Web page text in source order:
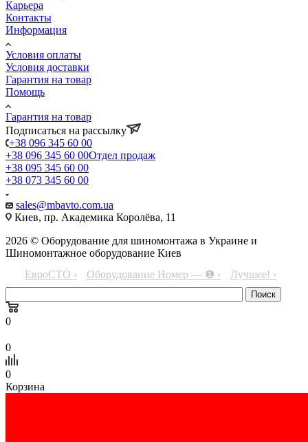
Карьера
Контакты
Информация
Условия оплаты
Условия доставки
Гарантия на товар
Помощь
Гарантия на товар
Подписаться на рассылку
+38 096 345 60 00
+38 096 345 60 00Отдел продаж
+38 095 345 60 00
+38 073 345 60 00
sales@mbavto.com.ua
Киев, пр. Академика Королёва, 11
2026 © Оборудование для шиномонтажа в Украине и
Шиномонтажное оборудование Киев
ЕвроСТО ›
Оборудование Номер — ❶ › Лучшее! ›
0
0
0
Корзина